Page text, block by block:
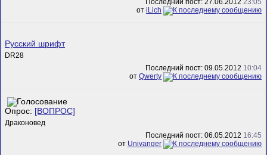
от iLich
Русский шрифт
DR28
Последний пост: 09.05.2012 10:04
от Qwerty
Опрос: [ВОПРОС]
Драконовед
Последний пост: 06.05.2012 16:45
от Univanger